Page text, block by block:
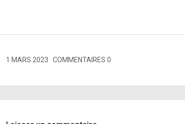
1 MARS 2023 COMMENTAIRES 0